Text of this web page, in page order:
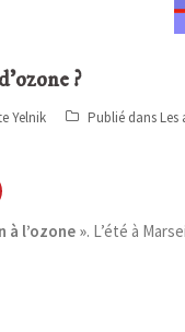
?
Yelnik Publié dans Les
à l’ozone ». L’été à